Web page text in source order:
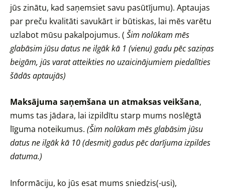
jūs zinātu, kad saņemsiet savu pasūtījumu). Aptaujas
par preču kvalitāti savukārt ir būtiskas, lai mēs varētu
uzlabot mūsu pakalpojumus. ( Šim nolūkam mēs
glabāsim jūsu datus ne ilgāk kā 1 (vienu) gadu pēc saziņas
beigām, jūs varat atteikties no uzaicinājumiem piedalīties
šādās aptaujās)
Maksājuma saņemšana un atmaksas veikšana,
mums tas jādara, lai izpildītu starp mums noslēgtā
līguma noteikumus. (Šim nolūkam mēs glabāsim jūsu
datus ne ilgāk kā 10 (desmit) gadus pēc darījuma izpildes
datuma.)
Informāciju, ko jūs esat mums sniedzis(-usi),